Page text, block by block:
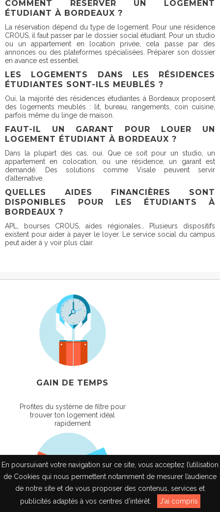
En poursuivant votre navigation sur ce site, vous acceptez l’utilisation
de Cookies qui nous permettent notamment de mesurer l’audience
de notre site et de vous proposer des contenus, services et
publicités adaptés à vos centres d’intérêt.
J'ai compris
COMMENT RÉSERVER UN LOGEMENT
ÉTUDIANT À BORDEAUX ?
La réservation dépend du type de logement. Pour une résidence
CROUS, il faut passer par le dossier social étudiant. Pour un studio
ou un appartement en location privée, cela passe par des
annonces ou des plateformes spécialisées. Préparer son dossier
en avance est essentiel.
LES LOGEMENTS DANS LES RÉSIDENCES
ÉTUDIANTES SONT-ILS MEUBLÉS ?
Oui, la majorité des résidences étudiantes à Bordeaux proposent
des logements meublés : lit, bureau, rangements, coin cuisine,
parfois même du linge de maison.
FAUT-IL UN GARANT POUR LOUER UN
LOGEMENT ÉTUDIANT À BORDEAUX ?
Dans la plupart des cas, oui. Que ce soit pour un studio, un
appartement en colocation, ou une résidence, un garant est
demandé. Des solutions comme Visale peuvent servir
d’alternative.
QUELLES AIDES FINANCIÈRES SONT
DISPONIBLES POUR LES ÉTUDIANTS À
BORDEAUX ?
APL, bourses CROUS, aides régionales… Plusieurs dispositifs
existent pour aider à payer le loyer. Le service social du campus
peut aider à y voir plus clair.
GAIN DE TEMPS
Profites du système de filtre pour
trouver ton logement idéal
rapidement